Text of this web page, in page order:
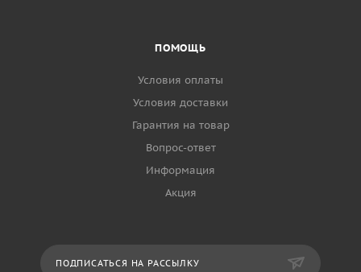
ПОМОЩЬ
Условия оплаты
Условия доставки
Гарантия на товар
Вопрос-ответ
Информация
Акция
ПОДПИСАТЬСЯ НА РАССЫЛКУ